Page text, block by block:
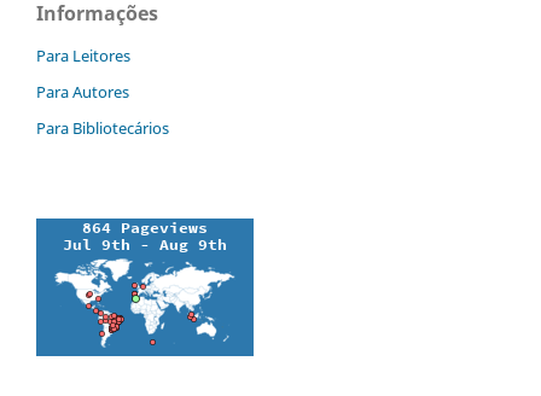
Informações
Para Leitores
Para Autores
Para Bibliotecários